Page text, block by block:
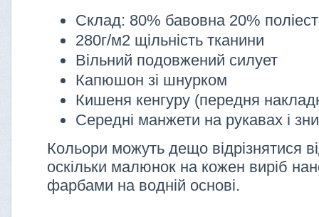
Склад: 80% бавовна 20%
280г/м2 щільність тканини
Вільний подовжений силует
Капюшон зі шнурком
Кишеня кенгуру (передня
Середні манжети на рукавах і
Кольори можуть дещо відрізнятися
оскільки малюнок на кожен виріб
фарбами на водній основі.